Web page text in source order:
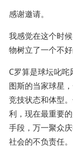
感谢邀请。
我感觉在这个时
物树立了一个不好
C罗算是球坛叱
图斯的当家球星
竞技状态和体型
利，现在最重要
手段，万一聚众
社会的不负责任。